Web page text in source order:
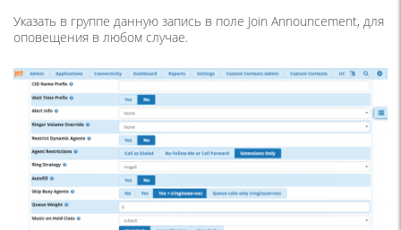
Указать в группе данную запись в поле Join Announcement, для
оповещения в любом случае.